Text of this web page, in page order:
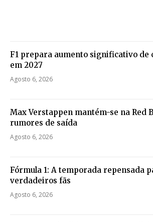
F1 prepara aumento significativo
em 2027
Agosto 6, 2026
Max Verstappen mantém-se na Red
rumores de saída
Agosto 6, 2026
Fórmula 1: A temporada repensada
verdadeiros fãs
Agosto 6, 2026